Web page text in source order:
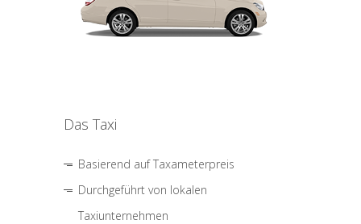
Das Taxi
Basierend auf Taxameterpreis
Durchgeführt von lokalen
Taxiunternehmen